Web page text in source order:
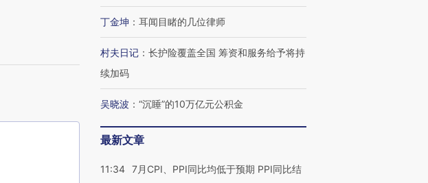
丁金坤 ： 耳闻目睹的几位律师
村夫日记 ： 长护险覆盖全国 筹资和服务给予将持
续加码
吴晓波 ： “沉睡”的10万亿元公积金
最新文章
11:34 7月CPI、PPI同比均低于预期 PPI同比结